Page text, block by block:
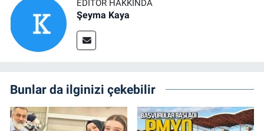
EDITÖR HAKKINDA
Şeyma Kaya
Bunlar da ilginizi çekebilir